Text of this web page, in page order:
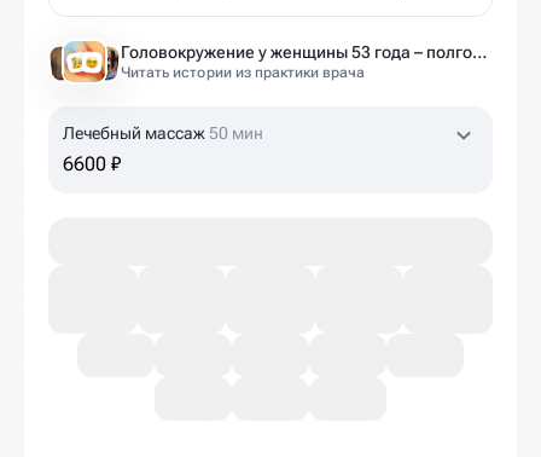
Головокружение у женщины 53 года – полгода без диагноза и 6 занятий до результата
Читать истории из практики врача
Лечебный массаж 50 мин
6600 ₽